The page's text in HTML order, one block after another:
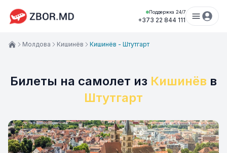
Поддержка 24/7
+373 22 844 111
Билеты на самолет из Кишинёв в
Штутгарт
Молдова Кишинёв Кишинёв - Штутгарт